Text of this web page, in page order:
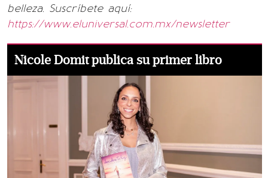
belleza. Suscríbete aquí:
https://www.eluniversal.com.mx/newsletter
Nicole Domit publica su primer libro